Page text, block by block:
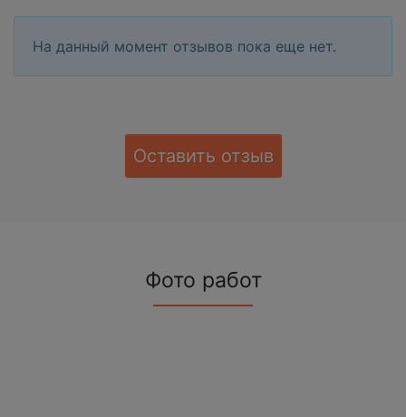
На данный момент отзывов пока еще нет.
Оставить отзыв
Фото работ